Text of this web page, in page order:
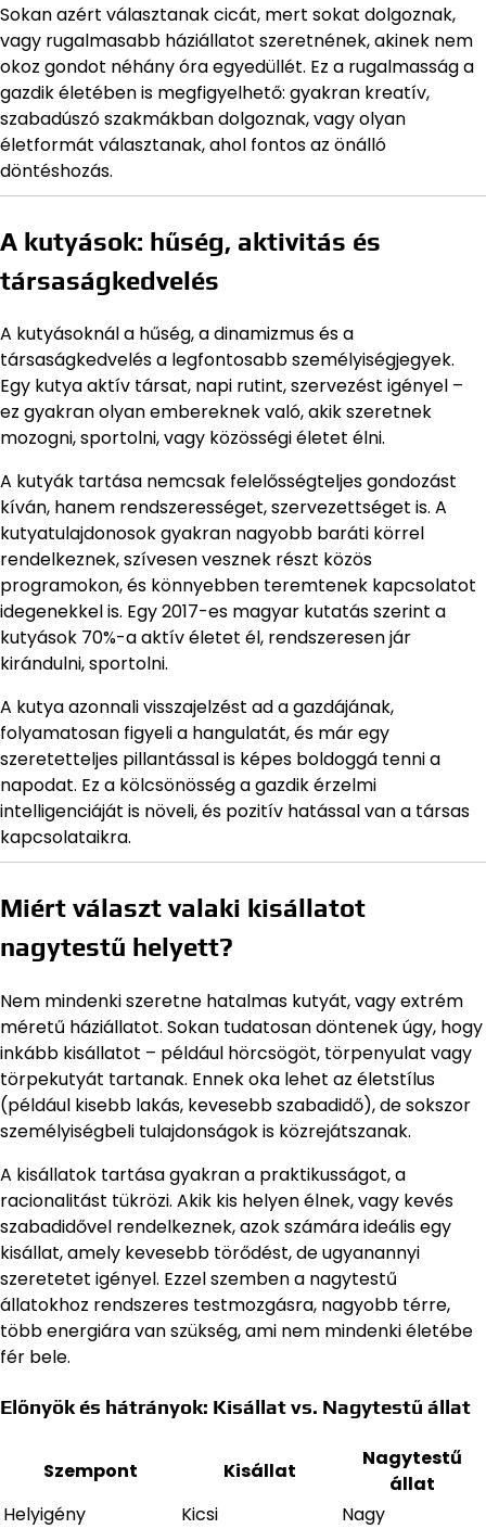
Sokan azért választanak cicát, mert sokat dolgoznak,
vagy rugalmasabb háziállatot szeretnének, akinek nem
okoz gondot néhány óra egyedüllét. Ez a rugalmasság a
gazdik életében is megfigyelhető: gyakran kreatív,
szabadúszó szakmákban dolgoznak, vagy olyan
életformát választanak, ahol fontos az önálló
döntéshozás.
A kutyások: hűség, aktivitás és
társaságkedvelés
A kutyásoknál a hűség, a dinamizmus és a
társaságkedvelés a legfontosabb személyiségjegyek.
Egy kutya aktív társat, napi rutint, szervezést igényel –
ez gyakran olyan embereknek való, akik szeretnek
mozogni, sportolni, vagy közösségi életet élni.
A kutyák tartása nemcsak felelősségteljes gondozást
kíván, hanem rendszerességet, szervezettséget is. A
kutyatulajdonosok gyakran nagyobb baráti körrel
rendelkeznek, szívesen vesznek részt közös
programokon, és könnyebben teremtenek kapcsolatot
idegenekkel is. Egy 2017-es magyar kutatás szerint a
kutyások 70%-a aktív életet él, rendszeresen jár
kirándulni, sportolni.
A kutya azonnali visszajelzést ad a gazdájának,
folyamatosan figyeli a hangulatát, és már egy
szeretetteljes pillantással is képes boldoggá tenni a
napodat. Ez a kölcsönösség a gazdik érzelmi
intelligenciáját is növeli, és pozitív hatással van a társas
kapcsolataikra.
Miért választ valaki kisállatot
nagytestű helyett?
Nem mindenki szeretne hatalmas kutyát, vagy extrém
méretű háziállatot. Sokan tudatosan döntenek úgy, hogy
inkább kisállatot – például hörcsögöt, törpenyulat vagy
törpekutyát tartanak. Ennek oka lehet az életstílus
(például kisebb lakás, kevesebb szabadidő), de sokszor
személyiségbeli tulajdonságok is közrejátszanak.
A kisállatok tartása gyakran a praktikusságot, a
racionalitást tükrözi. Akik kis helyen élnek, vagy kevés
szabadidővel rendelkeznek, azok számára ideális egy
kisállat, amely kevesebb törődést, de ugyanannyi
szeretetet igényel. Ezzel szemben a nagytestű
állatokhoz rendszeres testmozgásra, nagyobb térre,
több energiára van szükség, ami nem mindenki életébe
fér bele.
Előnyök és hátrányok: Kisállat vs. Nagytestű állat
Szempont Kisállat
Nagytestű
állat
Helyigény
Kicsi
Nagy